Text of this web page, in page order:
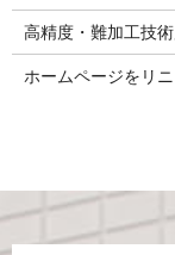
高精度・難加工技
ホームページをリ